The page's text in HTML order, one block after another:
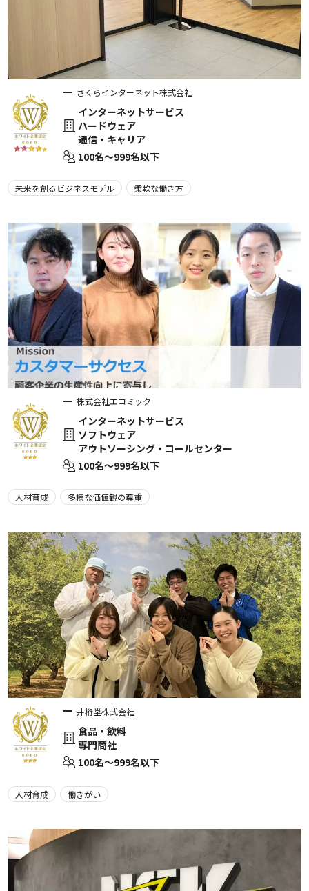
さくらインターネット株式会社
インターネットサービス
ハードウェア
通信・キャリア
100名〜999名以下
未来を創るビジネスモデル 柔軟な働き方
株式会社エコミック
インターネットサービス
ソフトウェア
アウトソーシング・コールセンター
100名〜999名以下
人材育成 多様な価値観の尊重
井桁堂株式会社
食品・飲料
専門商社
100名〜999名以下
人材育成 働きがい